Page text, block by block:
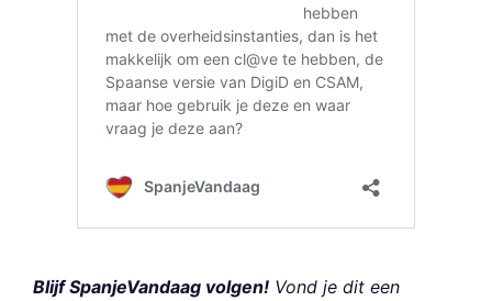
Blijf SpanjeVandaag volgen! Vond je dit een